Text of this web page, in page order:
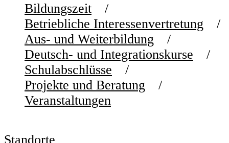
Bildungszeit
Betriebliche Interessenvertretung
Aus- und Weiterbildung
Deutsch- und Integrationskurse
Schulabschlüsse
Projekte und Beratung
Veranstaltungen
Standorte